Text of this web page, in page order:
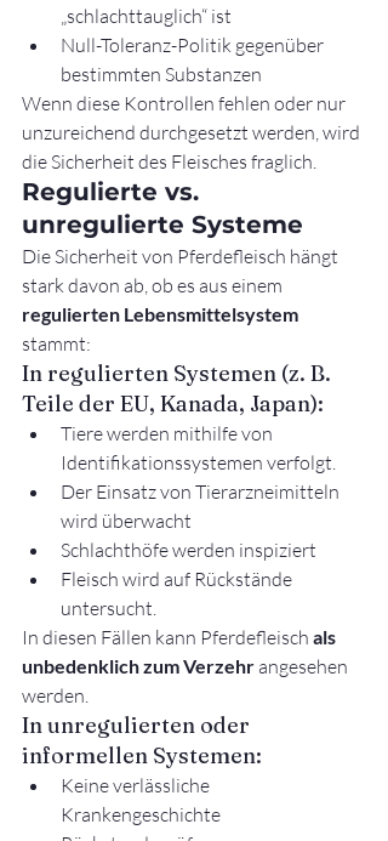
„schlachttauglich“ ist
Null-Toleranz-Politik gegenüber
bestimmten Substanzen
Wenn diese Kontrollen fehlen oder nur
unzureichend durchgesetzt werden, wird
die Sicherheit des Fleisches fraglich.
Regulierte vs.
unregulierte Systeme
Die Sicherheit von Pferdefleisch hängt
stark davon ab, ob es aus einem
regulierten Lebensmittelsystem
stammt:
In regulierten Systemen (z. B.
Teile der EU, Kanada, Japan):
Tiere werden mithilfe von
Identifikationssystemen verfolgt.
Der Einsatz von Tierarzneimitteln
wird überwacht
Schlachthöfe werden inspiziert
Fleisch wird auf Rückstände
untersucht.
In diesen Fällen kann Pferdefleisch als
unbedenklich zum Verzehr angesehen
werden.
In unregulierten oder
informellen Systemen:
Keine verlässliche
Krankengeschichte